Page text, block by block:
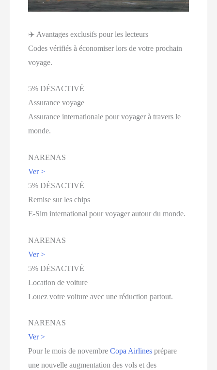
✈️ Avantages exclusifs pour les lecteurs
Codes vérifiés à économiser lors de votre prochain
voyage.
5% DÉSACTIVÉ
Assurance voyage
Assurance internationale pour voyager à travers le
monde.
NARENAS
Ver >
5% DÉSACTIVÉ
Remise sur les chips
E-Sim international pour voyager autour du monde.
NARENAS
Ver >
5% DÉSACTIVÉ
Location de voiture
Louez votre voiture avec une réduction partout.
NARENAS
Ver >
Pour le mois de novembreCopa Airlines prépare
une nouvelle augmentation des vols et des